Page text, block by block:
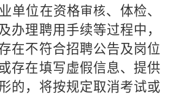
单位在资格审核、体检、
办理聘用手续等过程中，
在不符合招聘公告及岗位
存在填写虚假信息、提供
的，将按规定取消考试或